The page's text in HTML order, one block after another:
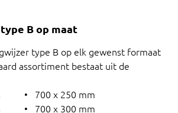
B op maat
type B op elk gewenst formaat
assortiment bestaat uit de
• 700 x 250 mm
• 700 x 300 mm